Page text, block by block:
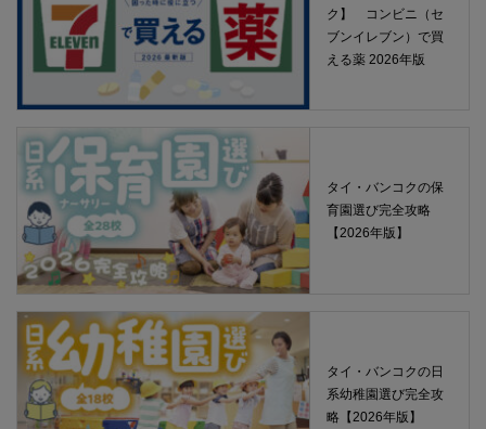
ク】 コンビニ（セ
ブンイレブン）で買
える薬 2026年版
タイ・バンコクの保
育園選び完全攻略
【2026年版】
タイ・バンコクの日
系幼稚園選び完全攻
略【2026年版】